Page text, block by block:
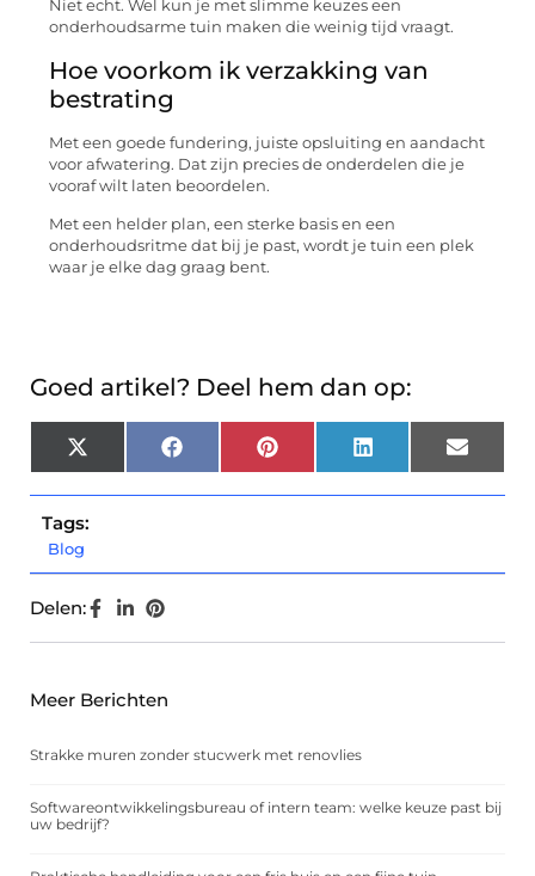
Niet echt. Wel kun je met slimme keuzes een
onderhoudsarme tuin maken die weinig tijd vraagt.
Hoe voorkom ik verzakking van
bestrating
Met een goede fundering, juiste opsluiting en aandacht
voor afwatering. Dat zijn precies de onderdelen die je
vooraf wilt laten beoordelen.
Met een helder plan, een sterke basis en een
onderhoudsritme dat bij je past, wordt je tuin een plek
waar je elke dag graag bent.
Goed artikel? Deel hem dan op:
X
(Twitter)
Facebook Pinterest LinkedIn Email
Tags:
Blog
Delen:
Meer Berichten
Strakke muren zonder stucwerk met renovlies
Softwareontwikkelingsbureau of intern team: welke keuze past bij
uw bedrijf?